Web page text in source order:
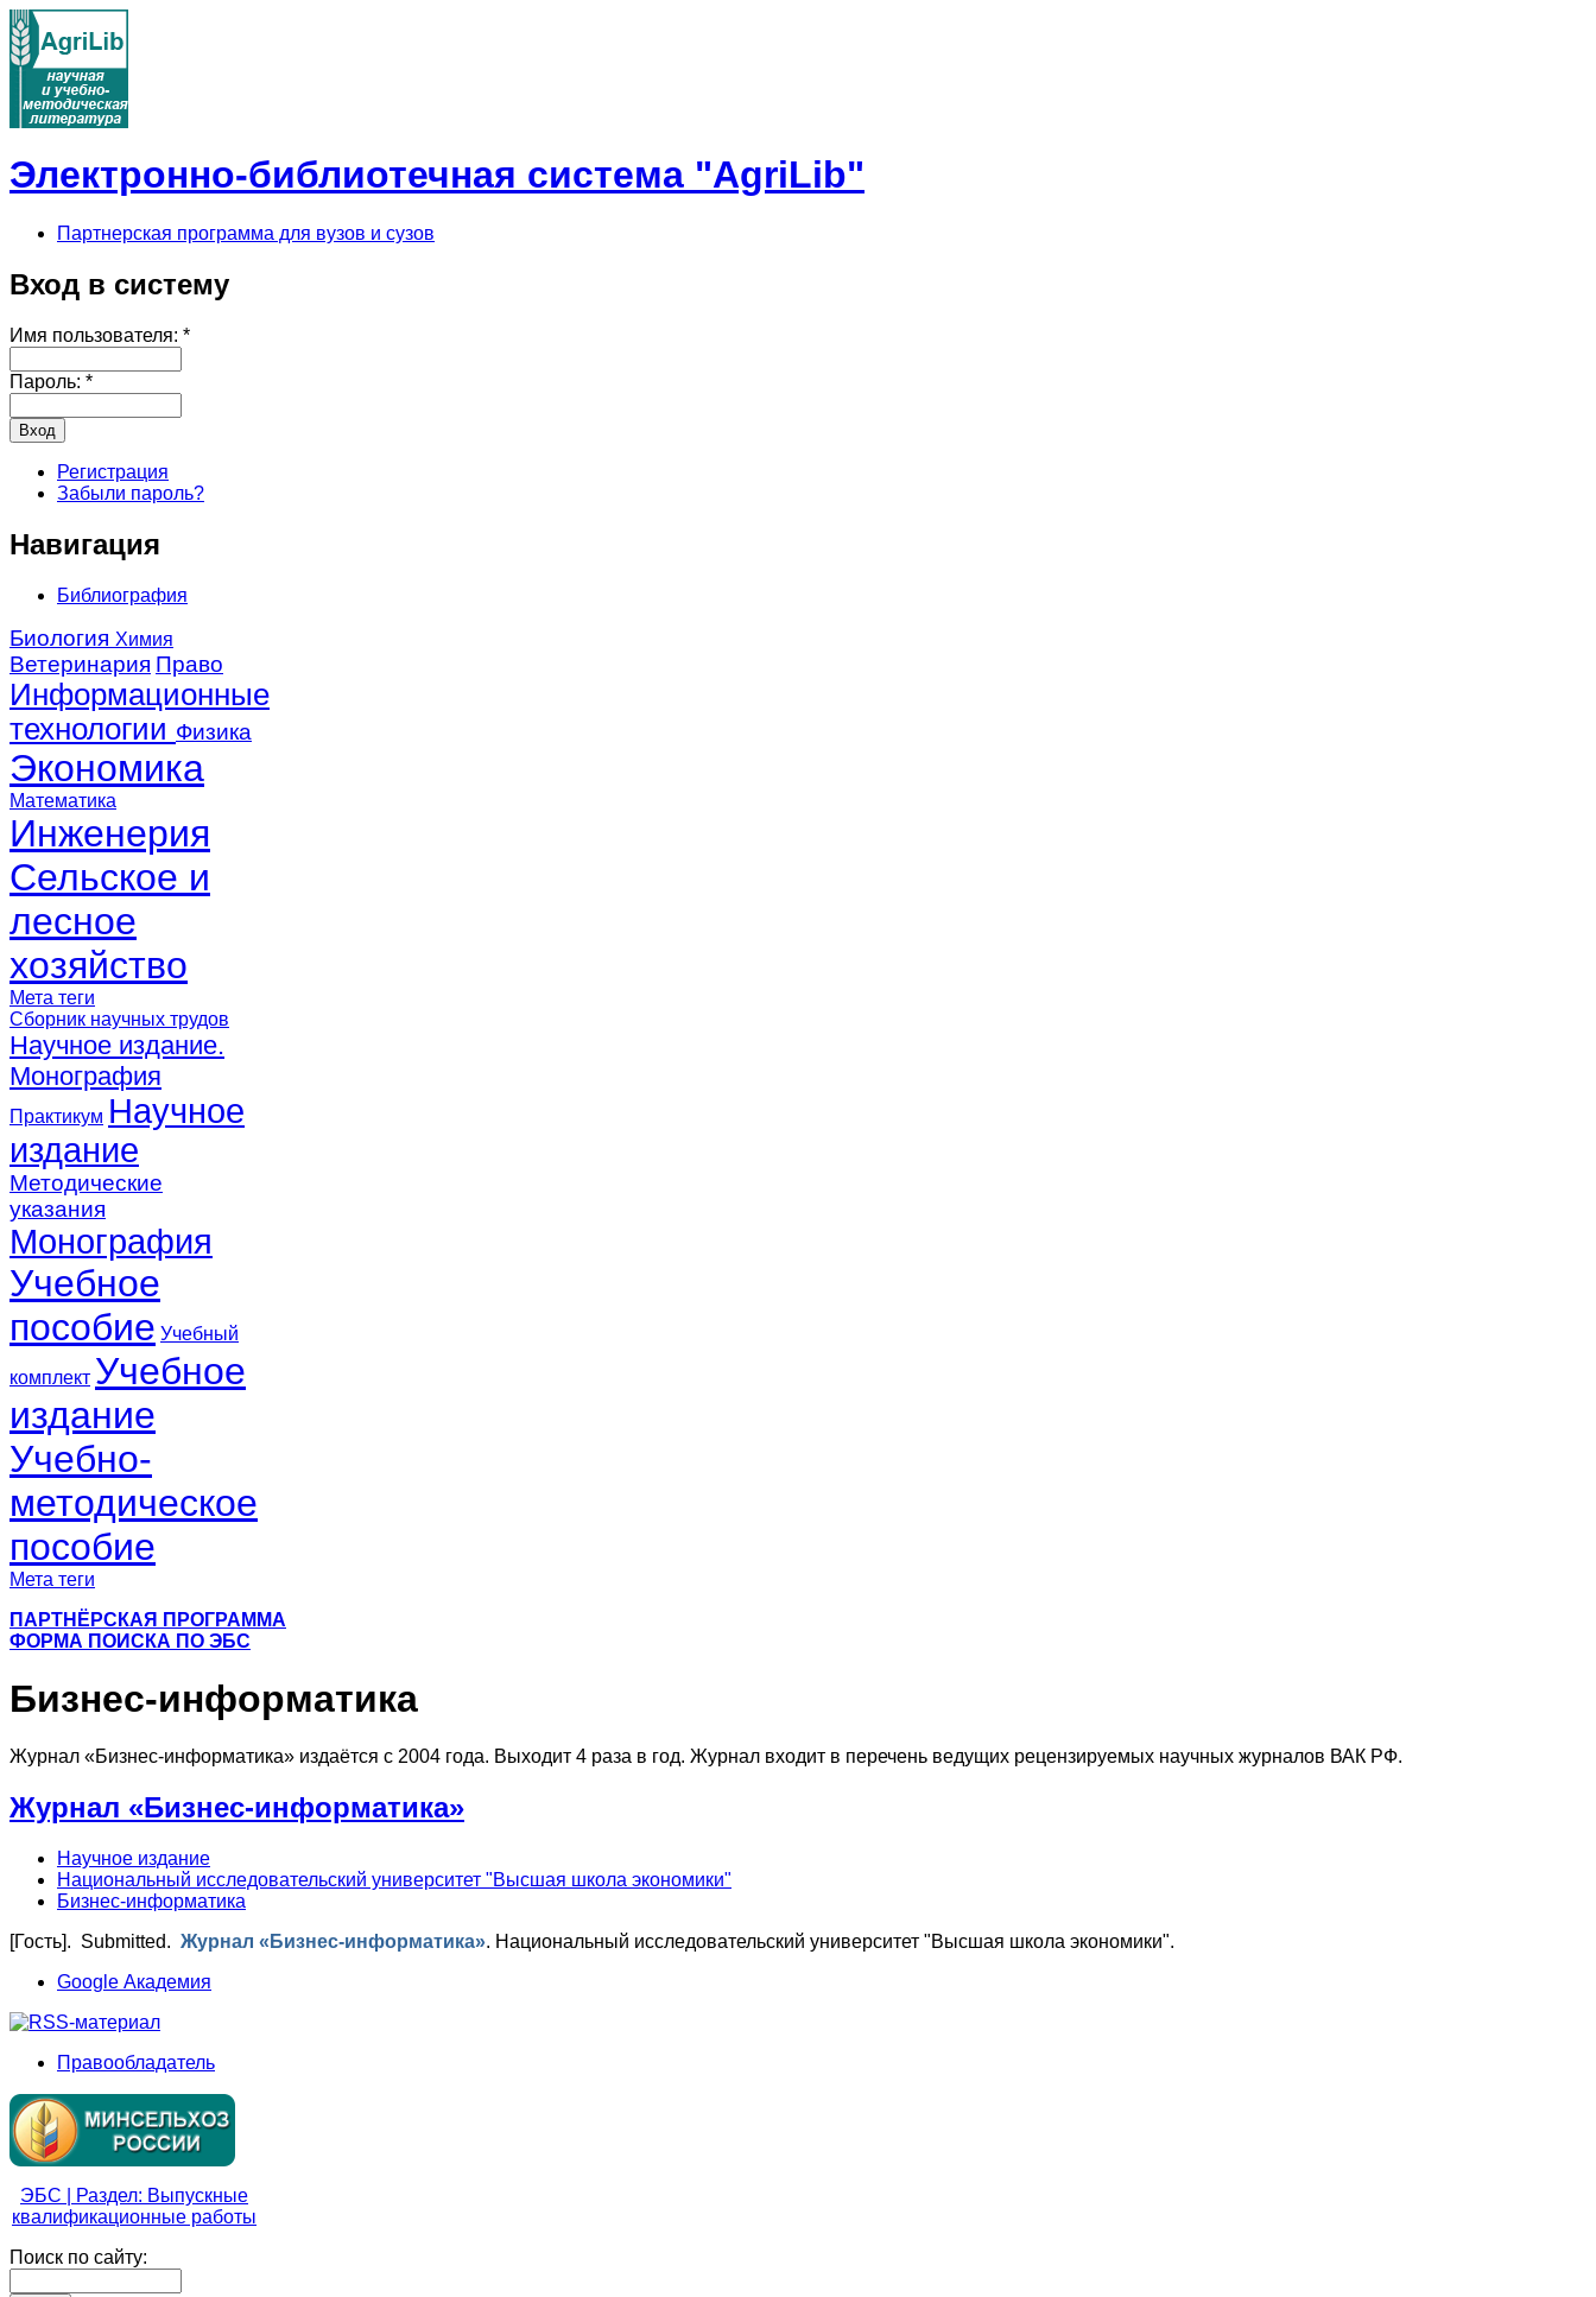
Электронно-библиотечная система "AgriLib"
Партнерская программа для вузов и сузов
Вход в систему
Имя пользователя: *
Пароль: *
Регистрация
Забыли пароль?
Навигация
Библиография
Биология Химия
Ветеринария Право
Информационные
технологии Физика
Экономика
Математика
Инженерия
Сельское и
лесное
хозяйство
Мета теги
Сборник научных трудов
Научное издание.
Монография
Практикум Научное
издание
Методические
указания
Монография
Учебное
пособие Учебный
комплект Учебное
издание
Учебно-
методическое
пособие
Мета теги
ПАРТНЁРСКАЯ ПРОГРАММА
ФОРМА ПОИСКА ПО ЭБС
Бизнес-информатика
Журнал «Бизнес-информатика» издаётся с 2004 года. Выходит 4 раза в год. Журнал входит в перечень ведущих рецензируемых научных журналов ВАК РФ.
Журнал «Бизнес-информатика»
Научное издание
Национальный исследовательский университет "Высшая школа экономики"
Бизнес-информатика
[Гость]. Submitted. Журнал «Бизнес-информатика». Национальный исследовательский университет "Высшая школа экономики".
Google Академия
Правообладатель
ЭБС | Раздел: Выпускные
квалификационные работы
Поиск по сайту: